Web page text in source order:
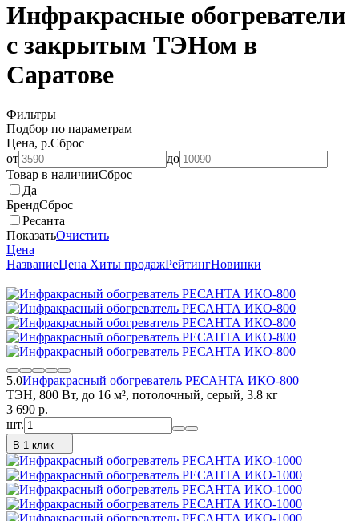
Инфракрасные обогреватели
с закрытым ТЭНом в
Саратове
Фильтры
Подбор по параметрам
Цена, р.Сброс
от
до
Товар в наличииСброс
Да
БрендСброс
Ресанта
ПоказатьОчистить
Цена
НазваниеЦена Хиты продажРейтингНовинки
5.0Инфракрасный обогреватель РЕСАНТА ИКО-800
ТЭН, 800 Вт, до 16 м², потолочный, серый, 3.8 кг
3 690 p.
шт.
В 1 клик